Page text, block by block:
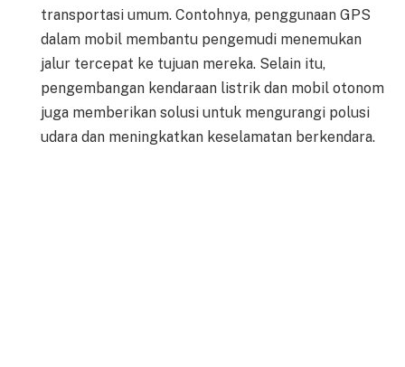
transportasi umum. Contohnya, penggunaan GPS
dalam mobil membantu pengemudi menemukan
jalur tercepat ke tujuan mereka. Selain itu,
pengembangan kendaraan listrik dan mobil otonom
juga memberikan solusi untuk mengurangi polusi
udara dan meningkatkan keselamatan berkendara.